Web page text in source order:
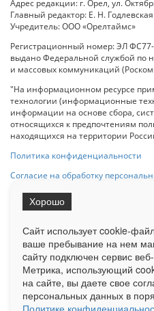
Адрес редакции: г. Орел, ул.
Главный редактор: Е. Н. Годлевская
Учредитель: ООО «Орелтаймс»
Регистрационный номер: ЭЛ ФС77-
выдано Федеральной службой по
и массовых коммуникаций
"На информационном ресурсе
технологии (информационные
информации на основе сбора,
относящихся к предпочтениям
находящихся на территории
Политика конфиденциальности
Согласие на обработку
на Сетевое издание «ОрелТаймс»
Ограниченная статистика
Liveinternet.ru . Подробная
у менеджера.
Сайт использует cookie-
ваше пребывание на нем
cайту подключен сервис
Метрика, использующий
на сайте, вы даете свое
персональных данных в
Политике
Хорошо